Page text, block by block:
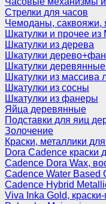
Стрелки для часов
Чемоданы, саквояжи,
Шкатулки и прочее
Шкатулки из дерева
Шкатулки
Шкатулки
Шкатулки из массива
Шкатулки из сосны
Шкатулки из фанеры
Яйца деревянные
Подставки для яиц
Золочение
Краски, металлики
Dora Cadence краски
Cadence Dora Wax,
Cadence Water Based
Cadence Hybrid
Viva Inka Gold,